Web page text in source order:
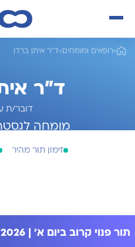
>רופאים ומומחים>ד"ר איתן ברדן
ד"ר
דובר/ת
מומחה
זימון תור מהיר
תור פנוי קרוב ביום א' | 06/09/2026